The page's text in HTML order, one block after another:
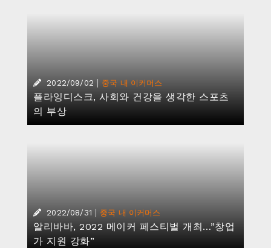
2022/09/02 | 중국 내 이커머스
플라잉디스크, 사회와 건강을 생각한 스포츠
의 부상
2022/08/31 | 중국 내 이커머스
알리바바, 2022 메이커 페스티벌 개최…”창업
가 지원 강화”